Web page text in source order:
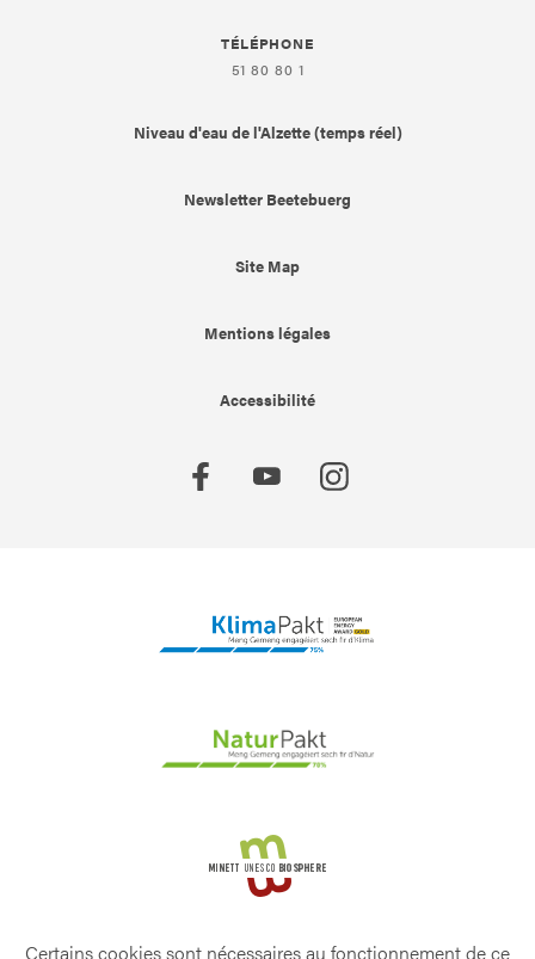
TÉLÉPHONE
51 80 80 1
Niveau d'eau de l'Alzette (temps réel)
Newsletter Beetebuerg
Site Map
Mentions légales
Accessibilité
Certains cookies sont nécessaires au fonctionnement de ce